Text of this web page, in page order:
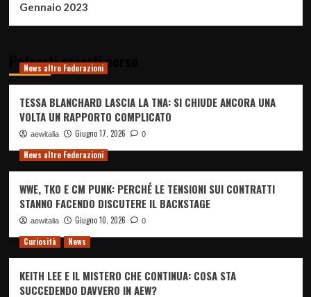
Gennaio 2023
Potresti esserti perso
News altre Federazioni
TESSA BLANCHARD LASCIA LA TNA: SI CHIUDE ANCORA UNA
VOLTA UN RAPPORTO COMPLICATO
aewitalia Giugno 17, 2026 0
News altre Federazioni
WWE, TKO E CM PUNK: PERCHÉ LE TENSIONI SUI CONTRATTI
STANNO FACENDO DISCUTERE IL BACKSTAGE
aewitalia Giugno 10, 2026 0
Curiosità News
KEITH LEE E IL MISTERO CHE CONTINUA: COSA STA
SUCCEDENDO DAVVERO IN AEW?